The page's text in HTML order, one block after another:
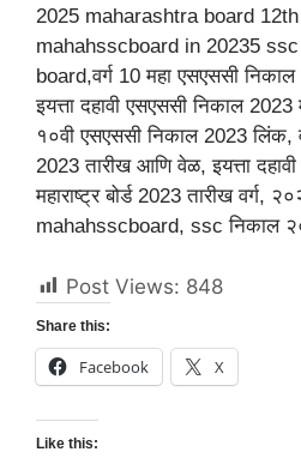
2025 maharashtra board
mahahsscboard in 20235
board,वर्ग 10 महा एसएससी
इयत्ता दहावी एसएससी निकाल 2023
१०वी एसएससी निकाल 2023 लिंक,
2023 तारीख आणि वेळ, इयत्ता
महाराष्ट्र बोर्ड 2023 तारीख वर्ग,
mahahsscboard, ssc निकाल
Post Views: 848
Share this:
Facebook X
Like this: